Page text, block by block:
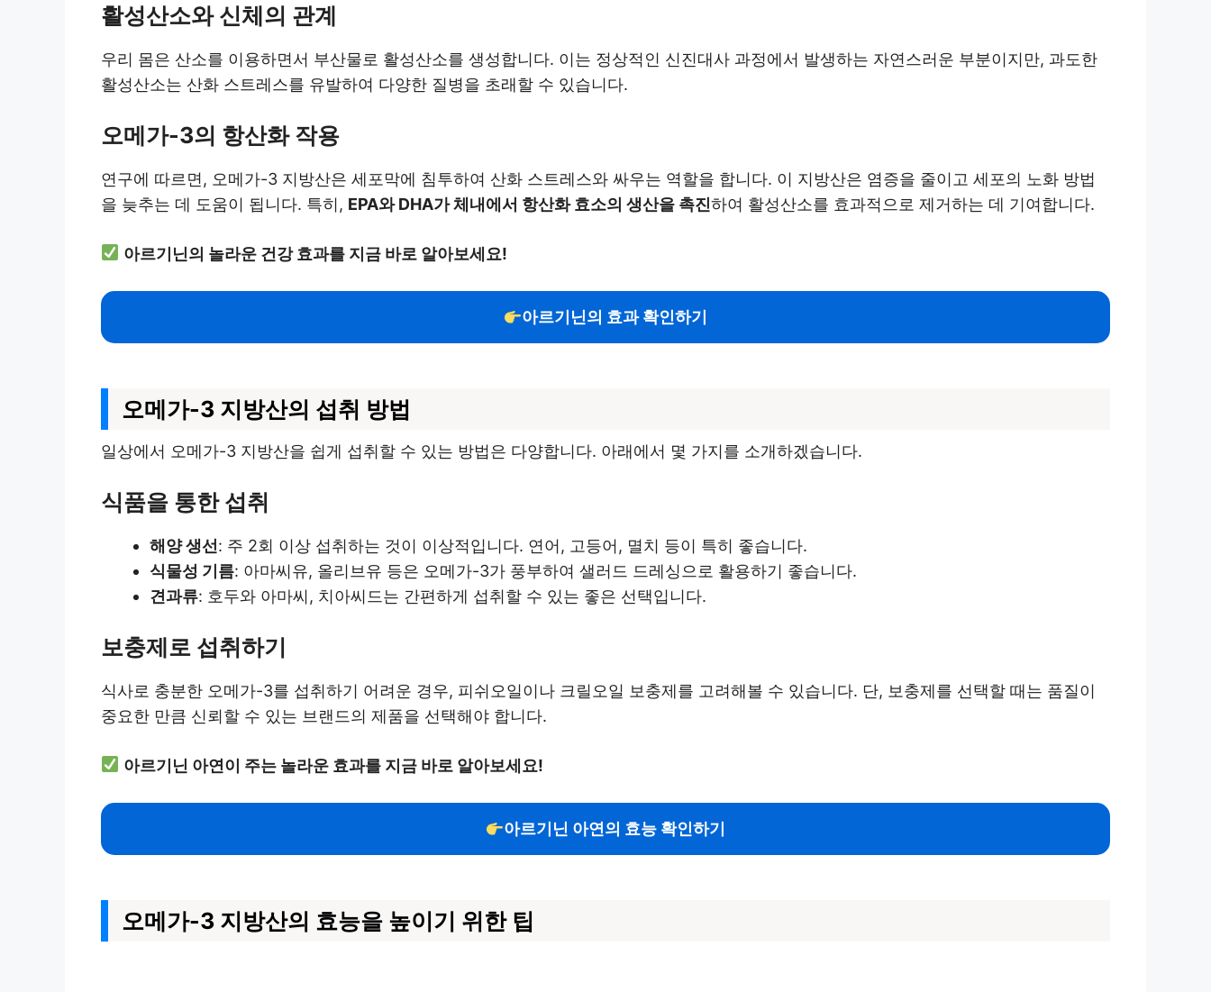
활성산소와 신체의 관계
우리 몸은 산소를 이용하면서 부산물로 활성산소를 생성합니다. 이는 정상적인 신진대사 과정에서 발생하는 자연스러운 부분이지만, 과도한
활성산소는 산화 스트레스를 유발하여 다양한 질병을 초래할 수 있습니다.
오메가-3의 항산화 작용
연구에 따르면, 오메가-3 지방산은 세포막에 침투하여 산화 스트레스와 싸우는 역할을 합니다. 이 지방산은 염증을 줄이고 세포의 노화 방법
을 늦추는 데 도움이 됩니다. 특히, EPA와 DHA가 체내에서 항산화 효소의 생산을 촉진하여 활성산소를 효과적으로 제거하는 데 기여합니다.
아르기닌의 놀라운 건강 효과를 지금 바로 알아보세요!
아르기닌의 효과 확인하기
오메가-3 지방산의 섭취 방법
일상에서 오메가-3 지방산을 쉽게 섭취할 수 있는 방법은 다양합니다. 아래에서 몇 가지를 소개하겠습니다.
식품을 통한 섭취
해양 생선: 주 2회 이상 섭취하는 것이 이상적입니다. 연어, 고등어, 멸치 등이 특히 좋습니다.
식물성 기름: 아마씨유, 올리브유 등은 오메가-3가 풍부하여 샐러드 드레싱으로 활용하기 좋습니다.
견과류: 호두와 아마씨, 치아씨드는 간편하게 섭취할 수 있는 좋은 선택입니다.
보충제로 섭취하기
식사로 충분한 오메가-3를 섭취하기 어려운 경우, 피쉬오일이나 크릴오일 보충제를 고려해볼 수 있습니다. 단, 보충제를 선택할 때는 품질이
중요한 만큼 신뢰할 수 있는 브랜드의 제품을 선택해야 합니다.
아르기닌 아연이 주는 놀라운 효과를 지금 바로 알아보세요!
아르기닌 아연의 효능 확인하기
오메가-3 지방산의 효능을 높이기 위한 팁